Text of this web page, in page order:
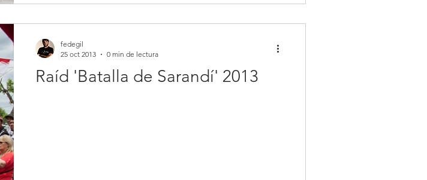
Raíd 'Batalla de Sarandí' 2013
fedegil
25 oct 2013
0 min de lectura